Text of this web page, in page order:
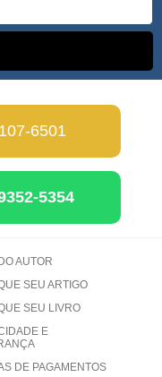
6501
5354
AUTOR
SEU ARTIGO
SEU LIVRO
E
DE PAGAMENTOS